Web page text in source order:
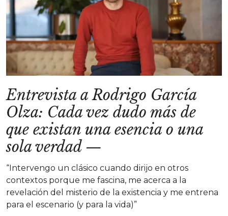
Entrevista a Rodrigo García
Olza: Cada vez dudo más de
que existan una esencia o una
sola verdad—
“Intervengo un clásico cuando dirijo en otros
contextos porque me fascina, me acerca a la
revelación del misterio de la existencia y me entrena
para el escenario (y para la vida)”